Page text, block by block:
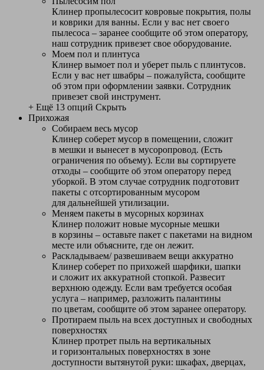
Клинер пропылесосит ковровые покрытия, полы
и коврики для ванны. Если у вас нет своего
пылесоса – заранее сообщите об этом оператору,
наш сотрудник привезет свое оборудование.
Моем пол и плинтуса
Клинер вымоет пол и уберет пыль с плинтусов.
Если у вас нет швабры – пожалуйста, сообщите
об этом при оформлении заявки. Сотрудник
привезет свой инструмент.
+ Ещё 13 опций Скрыть
Прихожая
Собираем весь мусор
Клинер соберет мусор в помещении, сложит
в мешки и вынесет в мусоропровод. (Есть
ограничения по объему). Если вы сортируете
отходы – сообщите об этом оператору перед
уборкой. В этом случае сотрудник подготовит
пакеты с отсортированным мусором
для дальнейшей утилизации.
Меняем пакеты в мусорных корзинах
Клинер положит новые мусорные мешки
в корзины – оставьте пакет с пакетами на видном
месте или объясните, где он лежит.
Раскладываем/ развешиваем вещи аккуратно
Клинер соберет по прихожей шарфики, шапки
и сложит их аккуратной стопкой. Развесит
верхнюю одежду. Если вам требуется особая
услуга – например, разложить палантины
по цветам, сообщите об этом заранее оператору.
Протираем пыль на всех доступных и свободных
поверхностях
Клинер протрет пыль на вертикальных
и горизонтальных поверхностях в зоне
доступности вытянутой руки: шкафах, дверцах,